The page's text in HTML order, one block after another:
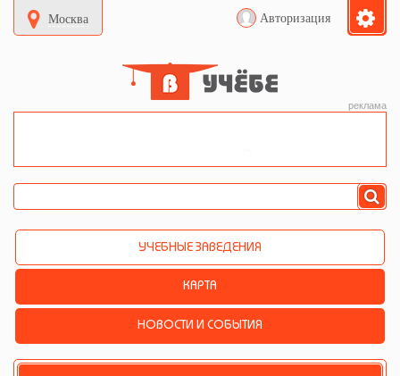
Москва Авторизация
реклама
УЧЕБНЫЕ ЗАВЕДЕНИЯ
КАРТА
НОВОСТИ И СОБЫТИЯ